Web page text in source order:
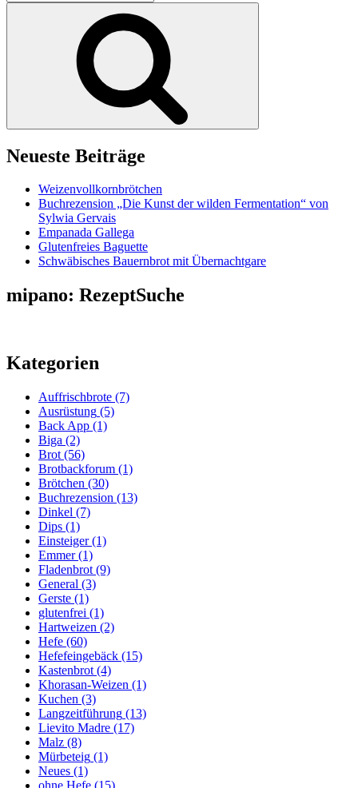
nach:
Neueste Beiträge
Weizenvollkornbrötchen
Buchrezension „Die Kunst der wilden Fermentation“ von
Sylwia Gervais
Empanada Gallega
Glutenfreies Baguette
Schwäbisches Bauernbrot mit Übernachtgare
mipano: RezeptSuche
Kategorien
Auffrischbrote (7)
Ausrüstung (5)
Back App (1)
Biga (2)
Brot (56)
Brotbackforum (1)
Brötchen (30)
Buchrezension (13)
Dinkel (7)
Dips (1)
Einsteiger(1)
Emmer(1)
Fladenbrot (9)
General (3)
Gerste (1)
glutenfrei (1)
Hartweizen (2)
Hefe (60)
Hefefeingebäck (15)
Kastenbrot (4)
Khorasan-Weizen (1)
Kuchen (3)
Langzeitführung (13)
Lievito Madre (17)
Malz (8)
Mürbeteig (1)
Neues (1)
ohne Hefe (15)